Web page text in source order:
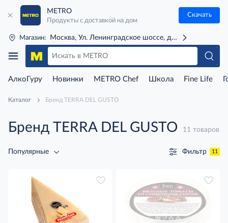
METRO
Продукты с доставкой на дом
Скачать
Магазин: Москва, Ул. Ленинградское шоссе, д. 71Г (м. Речной
АлкоГуру Новинки METRO Chef Школа Fine Life
Каталог Бренд TERRA DEL GUSTO
Бренд TERRA DEL GUSTO 11 товаров
Популярные Фильтр 11